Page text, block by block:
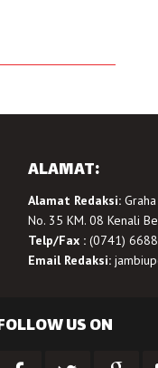
ALAMAT:
Alamat Redaksi:Graha
No. 35 KM. 08 Kenali
Telp/Fax :(0741)
Email Redaksi:
US ON